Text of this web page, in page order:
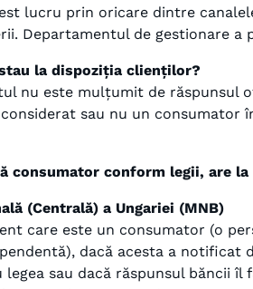
lucru prin oricare dintre
Departamentul de gestionare
la dispoziția clienților?
nu este mulțumit de răspunsul
sau nu un consumator
consumator conform legii, are
(Centrală) a Ungariei (MNB)
care este un consumator (o
dacă acesta a notificat
sau dacă răspunsul băncii